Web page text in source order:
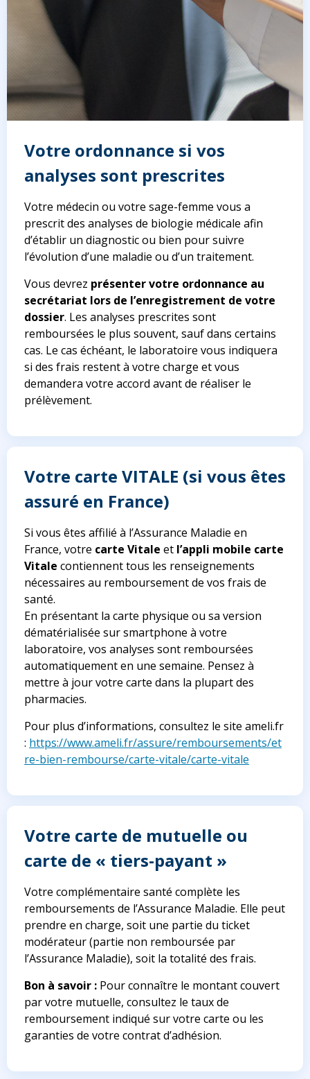
Votre ordonnance si vos
analyses sont prescrites
Votre médecin ou votre sage-femme vous a
prescrit des analyses de biologie médicale afin
d’établir un diagnostic ou bien pour suivre
l’évolution d’une maladie ou d’un traitement.
Vous devrez présenter votre ordonnance au
secrétariat lors de l’enregistrement de votre
dossier. Les analyses prescrites sont
remboursées le plus souvent, sauf dans certains
cas. Le cas échéant, le laboratoire vous indiquera
si des frais restent à votre charge et vous
demandera votre accord avant de réaliser le
prélèvement.
Votre carte VITALE (si vous êtes
assuré en France)
Si vous êtes affilié à l’Assurance Maladie en
France, votre carte Vitale et l’appli mobile carte
Vitale contiennent tous les renseignements
nécessaires au remboursement de vos frais de
santé.
En présentant la carte physique ou sa version
dématérialisée sur smartphone à votre
laboratoire, vos analyses sont remboursées
automatiquement en une semaine. Pensez à
mettre à jour votre carte dans la plupart des
pharmacies.
Pour plus d’informations, consultez le site ameli.fr
: https://www.ameli.fr/assure/remboursements/et
re-bien-rembourse/carte-vitale/carte-vitale
Votre carte de mutuelle ou
carte de « tiers-payant »
Votre complémentaire santé complète les
remboursements de l’Assurance Maladie. Elle peut
prendre en charge, soit une partie du ticket
modérateur (partie non remboursée par
l’Assurance Maladie), soit la totalité des frais.
Bon à savoir : Pour connaître le montant couvert
par votre mutuelle, consultez le taux de
remboursement indiqué sur votre carte ou les
garanties de votre contrat d’adhésion.